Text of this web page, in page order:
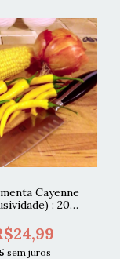
Cayenne
: 20
sem juros